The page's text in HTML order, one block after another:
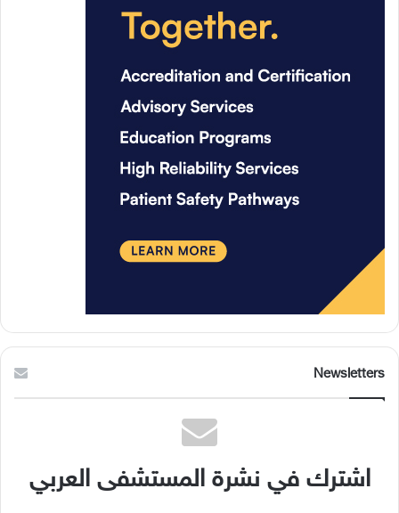
Newsletters
اشترك في نشرة المستشفى العربي